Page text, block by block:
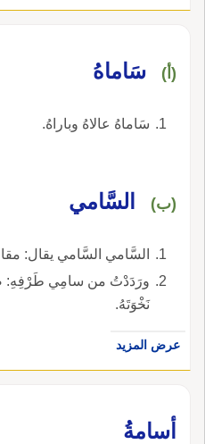
(أ) سَاماهُ
سَاماهُ عالاهُ وباراهُ.
(ب) السَّامي
السَّامي السَّامي يقال:
ورَدَدْتُ من سامِي طَرْفِهِ:
نَخْوَتَهُ.
عرض المزيد
أسامةُ